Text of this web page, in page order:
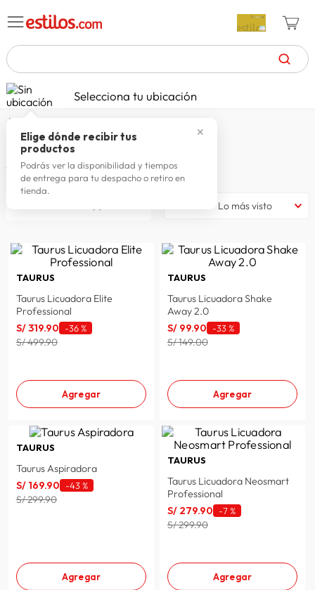
TÉRMINOS MÁS BUSCADOS
1. celulares
2. zapatillas mujer
3. zapatillas hombre
4. moda
zapatillas
7 laptop
8. terrex
9. lavadora
10. spiderman
Selecciona tu ubicación
✕
Elige dónde recibir tus
productos
Podrás ver la disponibilidad y tiempos
de entrega para tu despacho o retiro en
tienda.
TAURUS
71 productos
Lo más visto
TAURUS
Taurus Licuadora Elite
Professional
S/319.90 -36 %
S/ 499.90
Agregar
TAURUS
Taurus Licuadora Shake
Away 2.0
S/ 99.90 -33 %
S/ 149.00
Agregar
TAURUS
Taurus Aspiradora
S/ 169.90 -43 %
S/ 299.90
Agregar
TAURUS
Taurus Licuadora Neosmart
Professional
S/ 279.90 -7 %
S/ 299.90
Agregar